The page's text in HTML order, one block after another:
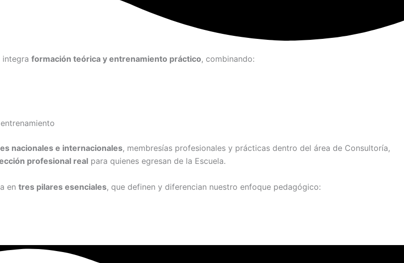
integra formación teórica y entrenamiento práctico, combinando:
nacionales e internacionales, membresías profesionales y prácticas dentro del área de Consultoría,
profesional real para quienes egresan de la Escuela.
en tres pilares esenciales, que definen y diferencian nuestro enfoque pedagógico: